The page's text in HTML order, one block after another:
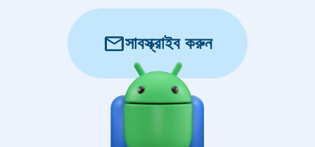
mailসাবস্ক্রাইব করুন